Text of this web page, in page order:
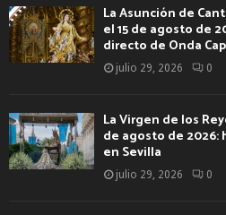
La Asunción de
el 15 de agosto de
directo de Onda
julio 29, 2026 0
La Virgen de los
de agosto de 2026:
en Sevilla
julio 29, 2026 0